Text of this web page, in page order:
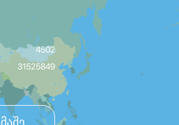
4502
31525849